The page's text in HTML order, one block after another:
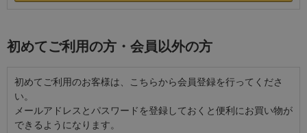
初めてご利用の方・会員以外の方
初めてご利用のお客様は、こちらから会員登録を行ってくださ
い。
メールアドレスとパスワードを登録しておくと便利にお買い物が
できるようになります。